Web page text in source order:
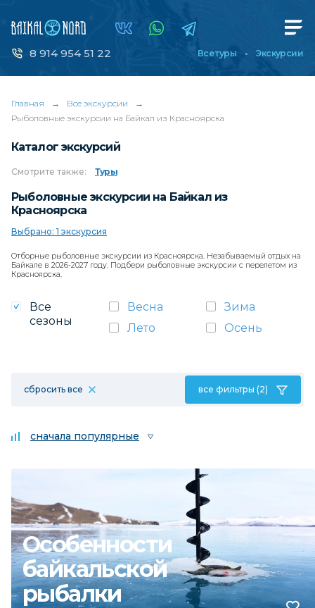
8 914 954 51 22 Все туры Экскурсии
Главная → Все экскурсии
→
Рыболовные экскурсии на Байкал из Красноярска
Каталог экскурсий
Смотрите также: Туры
Рыболовные экскурсии на Байкал из
Красноярска
Выбрано: 1 экскурсия
Отборные рыболовные экскурсии из Красноярска. Незабываемый отдых на
Байкале в 2026-2027 году. Подбери рыболовные экскурсии с перелетом из
Красноярска.
Все
сезоны
Весна
Зима
Лето
Осень
сбросить все все фильтры (2)
сначала популярные
Особенности
байкальской
рыбалки